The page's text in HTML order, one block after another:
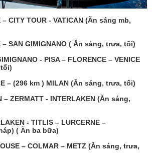
– CITY TOUR - VATICAN (Ăn sáng mb,
– SAN GIMIGNANO ( Ăn sáng, trưa, tối)
- PISA – FLORENCE – VENICE
– (296 km ) MILAN (Ăn sáng, trưa, tối)
– ZERMATT - INTERLAKEN (Ăn sáng,
- TITLIS – LURCERNE –
( Ăn ba bữa)
– COLMAR – METZ (Ăn sáng, trưa,